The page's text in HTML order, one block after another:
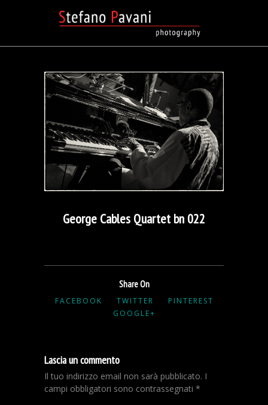
George Cables Quartet bn 022
Share On
FACEBOOK TWITTER
PINTEREST
GOOGLE+
Lascia un commento
Il tuo indirizzo email non sarà pubblicato. I
campi obbligatori sono contrassegnati *